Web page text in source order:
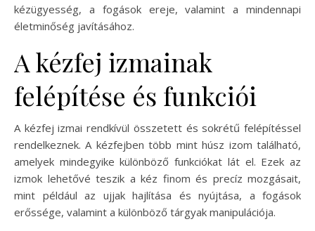
kézügyesség, a fogások ereje, valamint a mindennapi
életminőség javításához.
A kézfej izmainak
felépítése és funkciói
A kézfej izmai rendkívül összetett és sokrétű felépítéssel
rendelkeznek. A kézfejben több mint húsz izom található,
amelyek mindegyike különböző funkciókat lát el. Ezek az
izmok lehetővé teszik a kéz finom és precíz mozgásait,
mint például az ujjak hajlítása és nyújtása, a fogások
erőssége, valamint a különböző tárgyak manipulációja.